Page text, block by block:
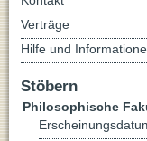
Verträge
Hilfe und
Stöbern
Philosophische